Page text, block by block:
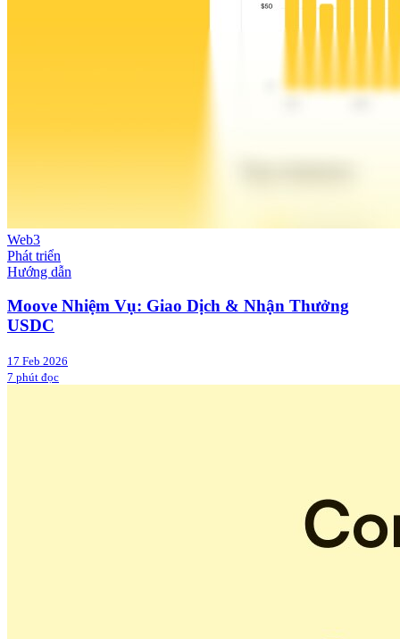
Web3
Phát triển
Hướng dẫn
Moove Nhiệm Vụ: Giao Dịch & Nhận Thưởng
USDC
17 Feb 2026
7 phút đọc